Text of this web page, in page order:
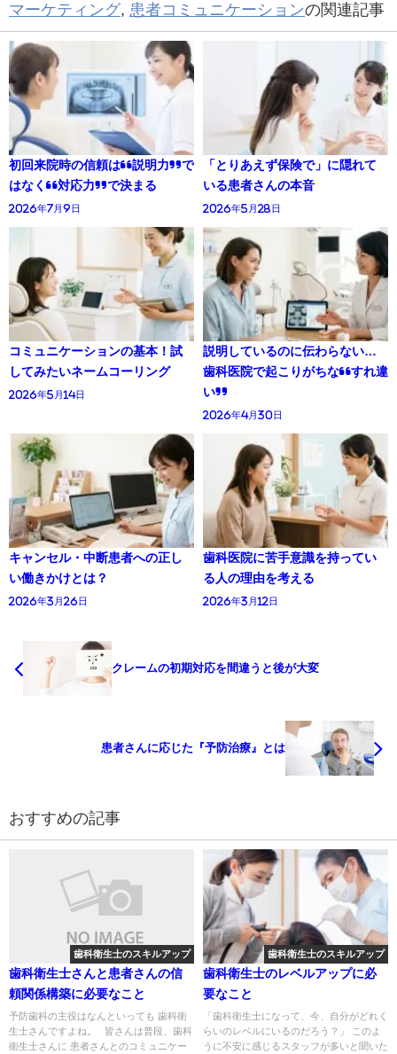
マーケティング, 患者コミュニケーションの関連記事
初回来院時の信頼は“説明力”で
はなく“対応力”で決まる
2026年7月9日
「とりあえず保険で」に隠れて
いる患者さんの本音
2026年5月28日
コミュニケーションの基本！試
してみたいネームコーリング
2026年5月14日
説明しているのに伝わらない…
歯科医院で起こりがちな“すれ違
い”
2026年4月30日
キャンセル・中断患者への正し
い働きかけとは？
2026年3月26日
歯科医院に苦手意識を持ってい
る人の理由を考える
2026年3月12日
クレームの初期対応を間違うと後が大変
患者さんに応じた『予防治療』とは
おすすめの記事
歯科衛生士のスキルアップ
歯科衛生士さんと患者さんの信
頼関係構築に必要なこと
予防歯科の主役はなんといっても 歯科衛
生士さんですよね。 皆さんは普段、歯科
衛生士さんに 患者さんとのコミュニケー
歯科衛生士のスキルアップ
歯科衛生士のレベルアップに必
要なこと
「歯科衛生士になって、今、自分がどれく
らいのレベルにいるのだろう？」 このよ
うに不安に感じるスタッフが多いと聞いた